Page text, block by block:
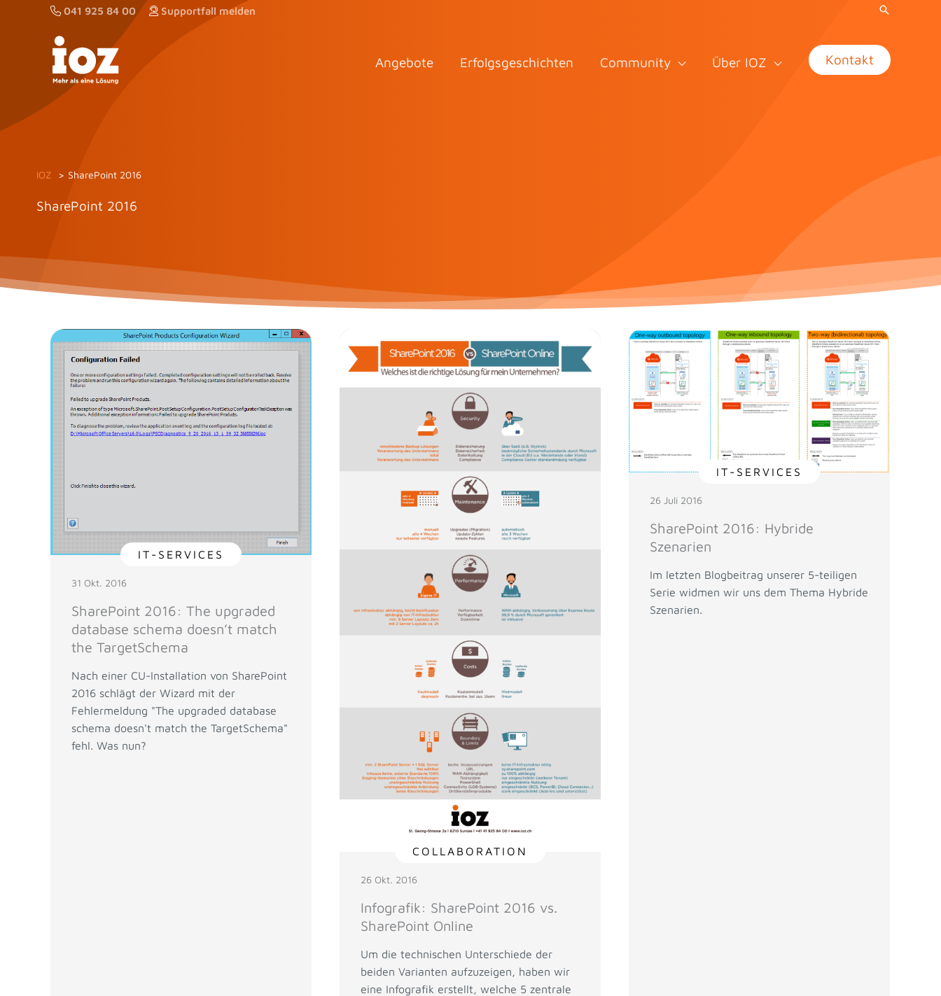
041 925 84 00 Supportfall melden
Angebote Erfolgsgeschichten Community Über IOZ Kontakt
IOZ SharePoint 2016
SharePoint 2016
IT-SERVICES
31 Okt. 2016
SharePoint 2016: The upgraded
database schema doesn’t match
the TargetSchema
Nach einer CU-Installation von SharePoint
2016 schlägt der Wizard mit der
Fehlermeldung "The upgraded database
schema doesn't match the TargetSchema"
fehl. Was nun?
COLLABORATION
26 Okt. 2016
Infografik: SharePoint 2016 vs.
SharePoint Online
Um die technischen Unterschiede der
beiden Varianten aufzuzeigen, haben wir
eine Infografik erstellt, welche 5 zentrale
IT-SERVICES
26 Juli 2016
SharePoint 2016: Hybride
Szenarien
Im letzten Blogbeitrag unserer 5-teiligen
Serie widmen wir uns dem Thema Hybride
Szenarien.